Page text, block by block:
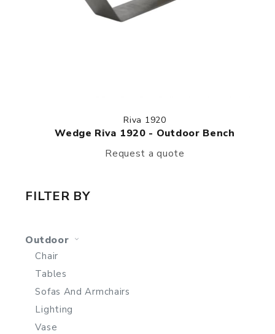
Riva 1920
Wedge Riva 1920 - Outdoor Bench
Request a quote
FILTER BY
Outdoor
Chair
Tables
Sofas And Armchairs
Lighting
Vase